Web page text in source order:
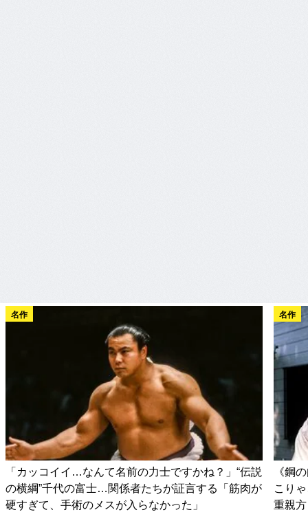
名作
「カッコイイ…なんて名前の力士ですかね？」“伝説
の横綱”千代の富士…関係者たちが証言する「筋肉が
硬すぎて、手術のメスが入らなかった」
名作
《鋼
こり
重親